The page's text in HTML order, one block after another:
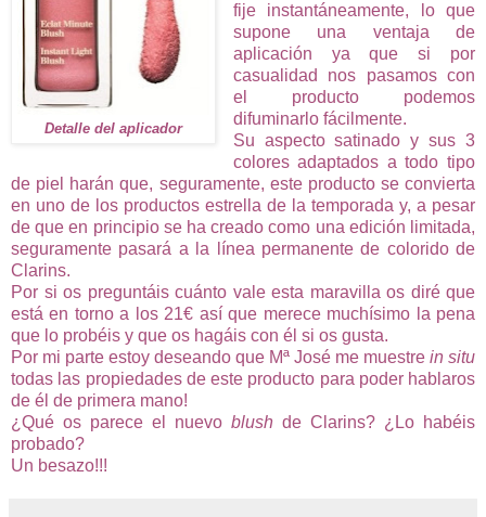
Detalle del aplicador
fije instantáneamente, lo que
supone una ventaja de
aplicación ya que si por
casualidad nos pasamos con
el producto podemos
difuminarlo fácilmente.
Su aspecto satinado y sus 3
colores adaptados a todo tipo
de piel harán que, seguramente, este producto se convierta
en uno de los productos estrella de la temporada y, a pesar
de que en principio se ha creado como una edición limitada,
seguramente pasará a la línea permanente de colorido de
Clarins.
Por si os preguntáis cuánto vale esta maravilla os diré que
está en torno a los 21€ así que merece muchísimo la pena
que lo probéis y que os hagáis con él si os gusta.
Por mi parte estoy deseando que Mª José me muestre in situ
todas las propiedades de este producto para poder hablaros
de él de primera mano!
¿Qué os parece el nuevo blush de Clarins? ¿Lo habéis
probado?
Un besazo!!!